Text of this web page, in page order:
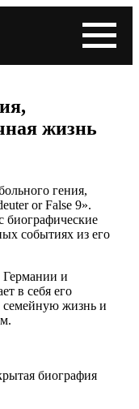
жизнь
гения,
or False 9».
биографические
событиях из его
Германии и
в себя его
жизнь и
биография